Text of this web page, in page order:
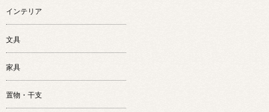
インテリア
文具
家具
置物・干支